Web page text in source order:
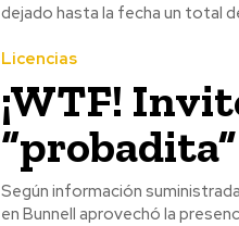
dejado hasta la fecha un total
Licencias
¡WTF!
Según información
en Bunnell aprovechó la